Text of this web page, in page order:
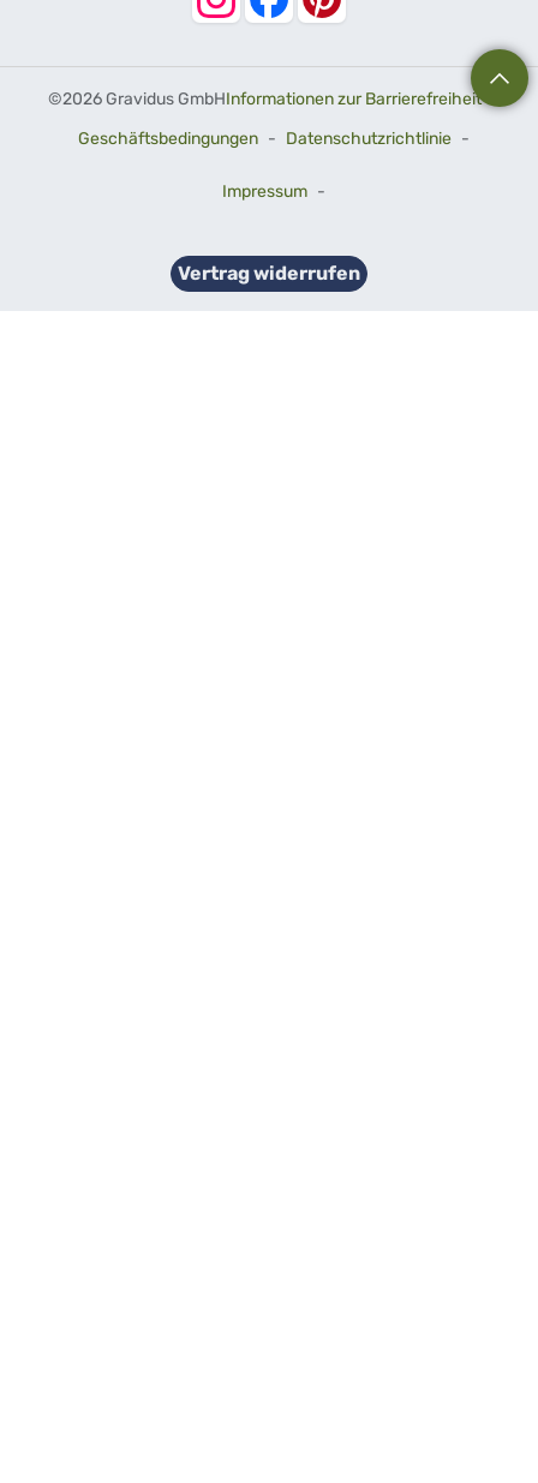
©2026 Gravidus GmbHInformationen zur Barrierefreiheit-
Geschäftsbedingungen - Datenschutzrichtlinie -
Impressum -
Vertrag widerrufen